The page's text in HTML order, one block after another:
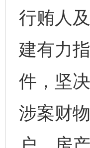
行贿人
建有力
件，坚
涉案财